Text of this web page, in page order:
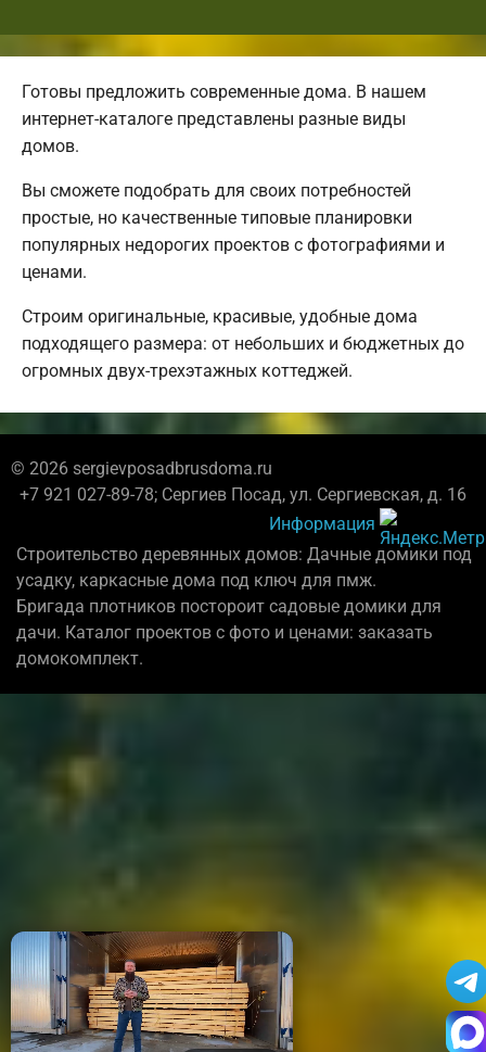
Готовы предложить современные дома. В нашем
интернет-каталоге представлены разные виды
домов.
Вы сможете подобрать для своих потребностей
простые, но качественные типовые планировки
популярных недорогих проектов с фотографиями и
ценами.
Строим оригинальные, красивые, удобные дома
подходящего размера: от небольших и бюджетных до
огромных двух-трехэтажных коттеджей.
© 2026 sergievposadbrusdoma.ru
+7 921 027-89-78; Сергиев Посад, ул. Сергиевская, д. 16
Информация
Строительство деревянных домов: Дачные домики под
усадку, каркасные дома под ключ для пмж.
Бригада плотников постороит садовые домики для
дачи. Каталог проектов с фото и ценами: заказать
домокомплект.